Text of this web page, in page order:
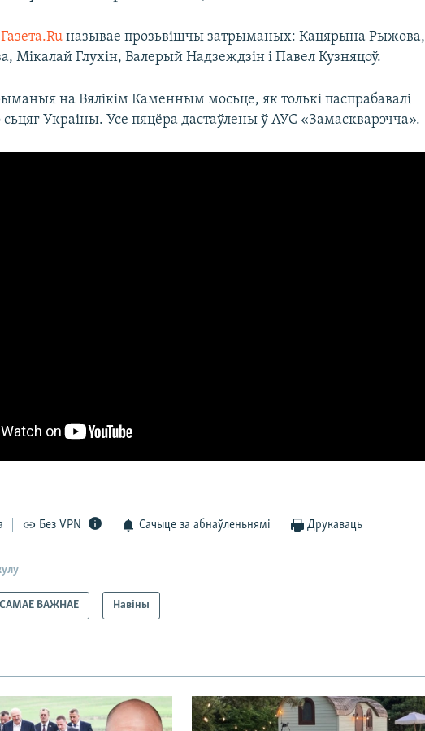
Газета.Ru называе прозьвішчы затрыманых: Кацярына Рыжова,
Мікалай Глухін, Валерый Надзеждзін і Павел Кузняцоў.
на Вялікім Каменным мосьце, як толькі паспрабавалі
сьцяг Украіны. Усе пяцёра дастаўлены ў АУС «Замаскварэчча».
Без VPN Сачыце за абнаўленьнямі Друкаваць
САМАЕ ВАЖНАЕ Навіны